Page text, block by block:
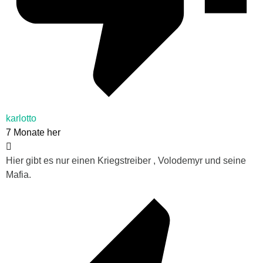
karlotto
7 Monate her
Hier gibt es nur einen Kriegstreiber , Volodemyr und seine
Mafia.